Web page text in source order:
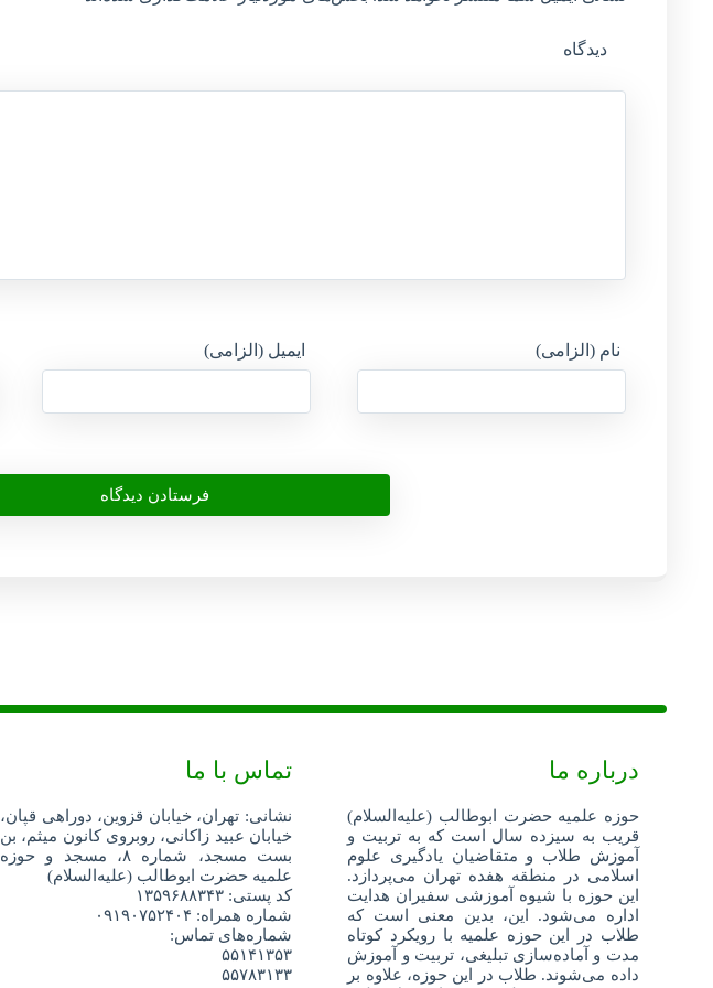
دیدگاه
نام (الزامی) ایمیل (الزامی)
درباره ما
حوزه علمیه حضرت ابوطالب (علیه‌السلام)
قریب به سیزده سال است که به تربیت و
آموزش طلاب و متقاضیان یادگیری علوم
اسلامی در منطقه هفده تهران می‌پردازد.
این حوزه با شیوه آموزشی سفیران هدایت
اداره می‌شود. این، بدین معنی است که
طلاب در این حوزه علمیه با رویکرد کوتاه
مدت و آماده‌سازی تبلیغی، تربیت و آموزش
داده می‌شوند. طلاب در این حوزه، علاوه بر
تماس با ما
نشانی: تهران، خیابان قزوین، دوراهی قپان،
خیابان عبید زاکانی، روبروی کانون میثم، بن
بست مسجد، شماره ۸، مسجد و حوزه
علمیه حضرت ابوطالب (علیه‌السلام)
کد پستی: ۱۳۵۹۶۸۸۳۴۳
شماره همراه: ۰۹۱۹۰۷۵۲۴۰۴
شماره‌های تماس:
۵۵۱۴۱۳۵۳
۵۵۷۸۳۱۳۳